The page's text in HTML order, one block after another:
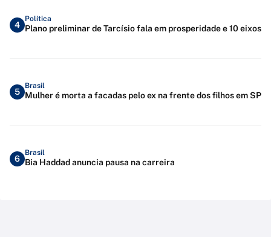
4
Política
Plano preliminar de Tarcísio fala em prosperidade e 10 eixos
5
Brasil
Mulher é morta a facadas pelo ex na frente dos filhos em SP
6
Brasil
Bia Haddad anuncia pausa na carreira